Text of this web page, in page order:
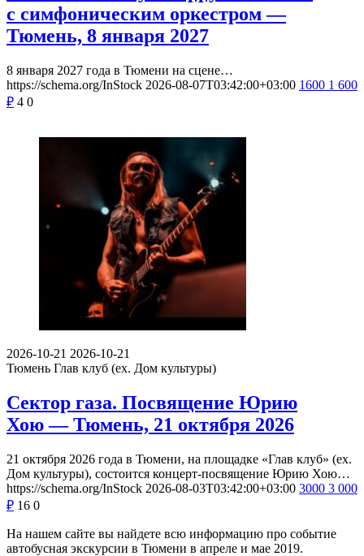
с симфоническим оркестром —
Тюмень, 8 января 2027
8 января 2027 года в Тюмени на сцене…
https://schema.org/InStock 2026-08-07T03:42:00+03:00 1600 1 600
₽ 4 0
2026-10-21 2026-10-21
Тюмень Глав клуб (ex. Дом культуры)
Сектор газа. Посвящение Юрию
Хою — Тюмень, 21 октября 2026
21 октября 2026 года в Тюмени, на площадке «Глав клуб» (ex.
Дом культуры), состоится концерт-посвящение Юрию Хою…
https://schema.org/InStock 2026-08-03T03:42:00+03:00 3000 3 000
₽ 16 0
На нашем сайте вы найдете всю информацию про событие
автобусная экскурсии в Тюмени в апреле и мае 2019.